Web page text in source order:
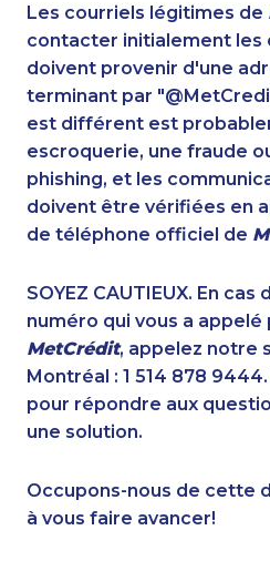
1-587-319-2093
1-438-289-3589
1-438-289-3598
1-780-936-8226
1-250-244-3566
1-438-289-3585
1-877-999-1497
1-587-318-0142
1-587-328-6607
1-438-230-2026
1-416-916-0308
1-289-777-9443
1-604-639-0580
Les courriels légitimes de
contacter initialement les
doivent provenir d'une
terminant par
est différent est
escroquerie, une fraude
phishing, et les
doivent être vérifiées en
de téléphone officiel de
SOYEZ CAUTIEUX. En
numéro qui vous a
MetCrédit, appelez notre
Montréal : 1 514 878
pour répondre aux
une solution.
Occupons-nous de cette
à vous faire avancer!